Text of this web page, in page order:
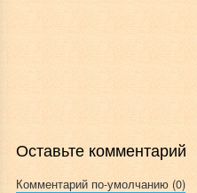
Оставьте комментарий
Комментарий по-умолчанию (0)